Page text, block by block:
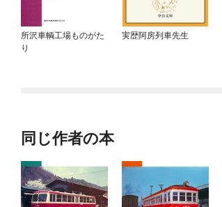
所沢車輌工場ものがた
り
実歴阿房列車先生
同じ作者の本